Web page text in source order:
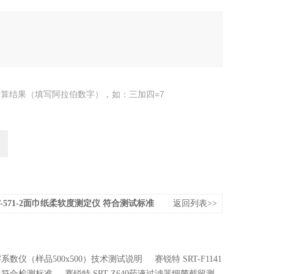
结果（填写阿拉伯数字），如：三加四=7
571-2面巾纸柔软度测定仪 符合测试标准 返回列表>>
数仪（样品500x500）技术测试说明
赛锐特 SRT-F1141